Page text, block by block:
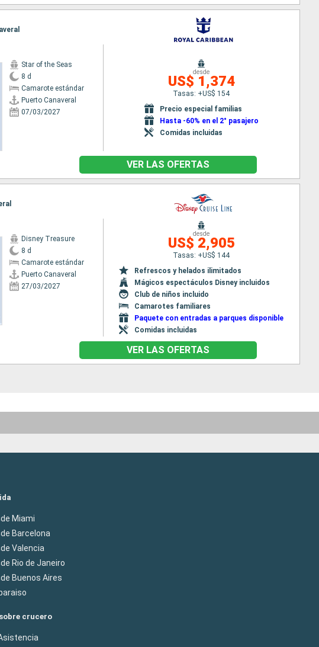
Star of the Seas
8 d
Camarote estándar
Puerto Canaveral
07/03/2027
desde
US$ 1,374
Tasas: +US$ 154
Precio especial familias
Hasta -60% en el 2° pasajero
Comidas incluidas
VER LAS OFERTAS
Disney Treasure
8 d
Camarote estándar
Puerto Canaveral
27/03/2027
desde
US$ 2,905
Tasas: +US$ 144
Refrescos y helados ilimitados
Mágicos espectáculos Disney incluidos
Club de niños incluido
Camarotes familiares
Paquete con entradas a parques disponible
Comidas incluidas
VER LAS OFERTAS
Miami
Barcelona
Valencia
Rio de Janeiro
Buenos Aires
crucero